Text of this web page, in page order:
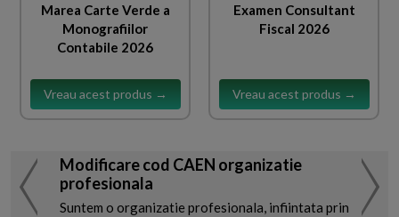
Marea Carte Verde a
Monografiilor
Contabile 2026
Vreau acest produs →
Examen Consultant
Fiscal 2026
Vreau acest produs →
Modificare cod CAEN organizatie
profesionala
Suntem o organizatie profesionala, infiintata prin